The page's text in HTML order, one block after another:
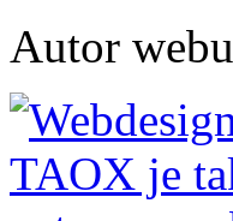
Autor webu